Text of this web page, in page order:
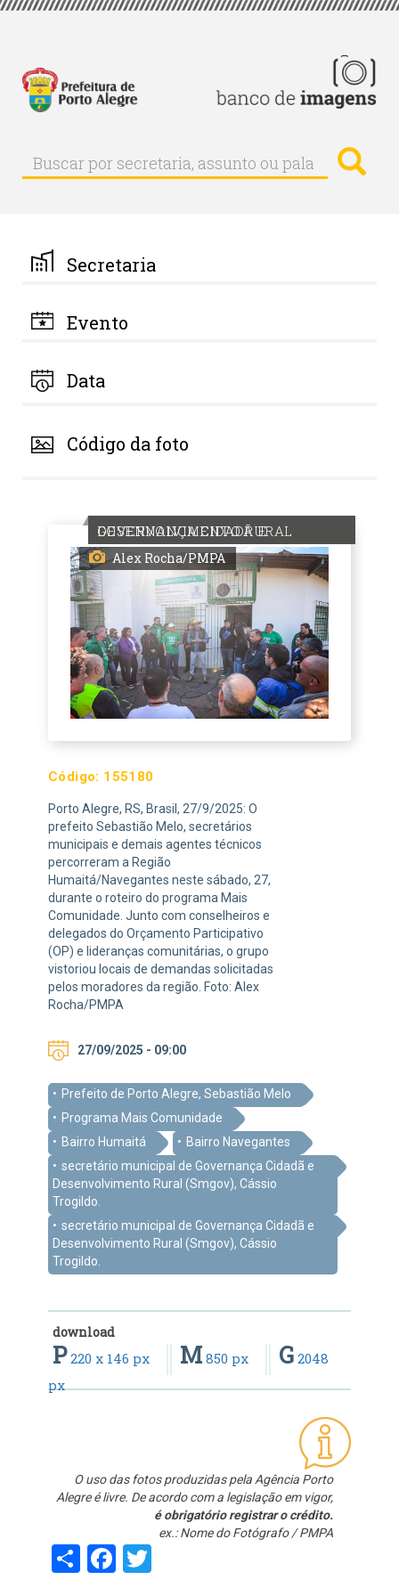
Pular
principal
Buscar
Buscar
por
palavra-
chave
Secretaria
Evento
Data
Código da foto
GOVERNANÇA CIDADÃ E DESENVOLVIMENTO RURAL
Alex Rocha/PMPA
Código: 155180
Porto Alegre, RS, Brasil, 27/9/2025: O
prefeito Sebastião Melo, secretários
municipais e demais agentes técnicos
percorreram a Região
Humaitá/Navegantes neste sábado, 27,
durante o roteiro do programa Mais
Comunidade. Junto com conselheiros e
delegados do Orçamento Participativo
(OP) e lideranças comunitárias, o grupo
vistoriou locais de demandas solicitadas
pelos moradores da região. Foto: Alex
Rocha/PMPA
27/09/2025 - 09:00
Prefeito de Porto Alegre, Sebastião Melo
Programa Mais Comunidade
Bairro Humaitá
Bairro Navegantes
secretário municipal de Governança Cidadã e
Desenvolvimento Rural (Smgov), Cássio
Trogildo.
secretário municipal de Governança Cidadã e
Desenvolvimento Rural (Smgov), Cássio
Trogildo.
download
P220 x 146 px M 850 px G 2048
px
O uso das fotos produzidas pela Agência Porto
Alegre é livre. De acordo com a legislação em vigor,
é obrigatório registrar o crédito.
ex.: Nome do Fotógrafo / PMPA
ShareFacebook